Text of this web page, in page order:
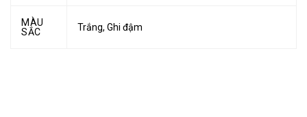
MÀU
SẮC
Trắng, Ghi đậm